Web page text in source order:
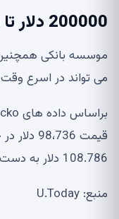
200000 دلار تا پایان سال 2025
موسسه بانکی
می تواند در اسرع وقت امسال به
قیمت
108.786 دلار به دست آمده 16 روز پیش 9.2 ٪ کاهش یافت.
منبع: U.Today